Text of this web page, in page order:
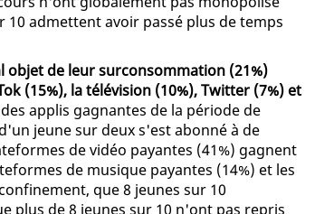
admettent avoir passé plus de temps
de leur surconsommation (21%)
(15%), la télévision (10%), Twitter (7%) et
applis gagnantes de la période de
jeune sur deux s'est abonné à de
de vidéo payantes (41%) gagnent
de musique payantes (14%) et les
que 8 jeunes sur 10
plus de 8 jeunes sur 10 n'ont pas repris